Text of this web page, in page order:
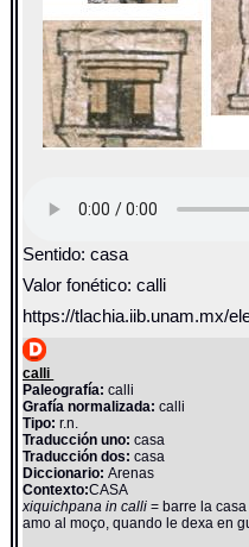
Sentido: casa
Valor fonético: calli
https://tlachia.iib.unam.mx/
calli
Paleografía: calli
Grafía normalizada: calli
Tipo: r.n.
Traducción uno: casa
Traducción dos: casa
Diccionario:Arenas
Contexto:CASA
xiquichpana in calli= barre la
amo al moço, quando le dexa en